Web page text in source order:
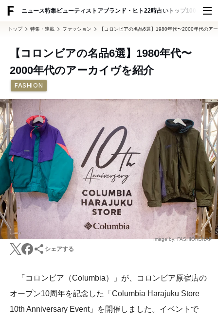
ニュース特集ビューティ ストアブランド・ヒト22時占い トップ100 スナッ
トップ 特集・連載 ファッション 【コロンビアの名品6選】1980年代〜2000年代のア
【コロンビアの名品6選】1980年代〜
2000年代のアーカイヴを紹介
FASHION
Image by: FASHIONSNAP
シェアする
「コロンビア（Columbia）」が、コロンビア原宿店の
オープン10周年を記念した「Columbia Harajuku Store
10th Anniversary Event」を開催しました。イベントで